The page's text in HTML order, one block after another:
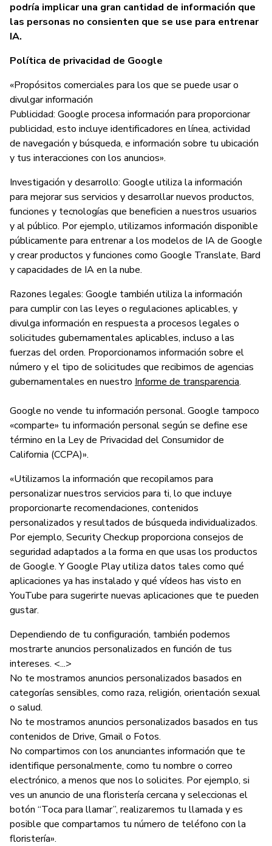
podría implicar una gran cantidad de información que
las personas no consienten que se use para entrenar
IA.
Política de privacidad de Google
«Propósitos comerciales para los que se puede usar o
divulgar información
Publicidad: Google procesa información para proporcionar
publicidad, esto incluye identificadores en línea, actividad
de navegación y búsqueda, e información sobre tu ubicación
y tus interacciones con los anuncios».
Investigación y desarrollo: Google utiliza la información
para mejorar sus servicios y desarrollar nuevos productos,
funciones y tecnologías que beneficien a nuestros usuarios
y al público. Por ejemplo, utilizamos información disponible
públicamente para entrenar a los modelos de IA de Google
y crear productos y funciones como Google Translate, Bard
y capacidades de IA en la nube.
Razones legales: Google también utiliza la información
para cumplir con las leyes o regulaciones aplicables, y
divulga información en respuesta a procesos legales o
solicitudes gubernamentales aplicables, incluso a las
fuerzas del orden. Proporcionamos información sobre el
número y el tipo de solicitudes que recibimos de agencias
gubernamentales en nuestro Informe de transparencia.
Google no vende tu información personal. Google tampoco
«comparte» tu información personal según se define ese
término en la Ley de Privacidad del Consumidor de
California (CCPA)».
«Utilizamos la información que recopilamos para
personalizar nuestros servicios para ti, lo que incluye
proporcionarte recomendaciones, contenidos
personalizados y resultados de búsqueda individualizados.
Por ejemplo, Security Checkup proporciona consejos de
seguridad adaptados a la forma en que usas los productos
de Google. Y Google Play utiliza datos tales como qué
aplicaciones ya has instalado y qué vídeos has visto en
YouTube para sugerirte nuevas aplicaciones que te pueden
gustar.
Dependiendo de tu configuración, también podemos
mostrarte anuncios personalizados en función de tus
intereses. <...>
No te mostramos anuncios personalizados basados en
categorías sensibles, como raza, religión, orientación sexual
o salud.
No te mostramos anuncios personalizados basados en tus
contenidos de Drive, Gmail o Fotos.
No compartimos con los anunciantes información que te
identifique personalmente, como tu nombre o correo
electrónico, a menos que nos lo solicites. Por ejemplo, si
ves un anuncio de una floristería cercana y seleccionas el
botón “Toca para llamar”, realizaremos tu llamada y es
posible que compartamos tu número de teléfono con la
floristería».